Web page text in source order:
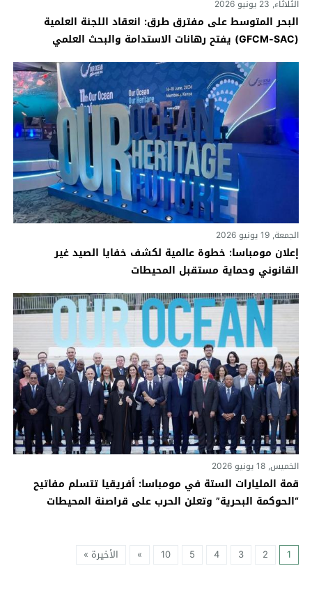
الثلاثاء, 23 يونيو 2026
البحر المتوسط على مفترق طرق: انعقاد اللجنة العلمية
(GFCM‑SAC) يفتح رهانات الاستدامة والبحث العلمي
الجمعة, 19 يونيو 2026
إعلان مومباسا: خطوة عالمية لكشف خفايا الصيد غير
القانوني وحماية مستقبل المحيطات
الخميس, 18 يونيو 2026
قمة المليارات الستة في مومباسا: أفريقيا تتسلم مفاتيح
“الحوكمة البحرية” وتعلن الحرب على قراصنة المحيطات
1
2
3
4
5
10
» الأخيرة »